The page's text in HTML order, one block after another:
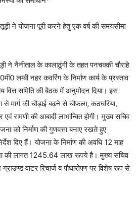
ने योजना पूरी करने हेतु एक वर्ष की समयसीमा
ने नैनीताल के कालाढूंगी के तहत पनचक्की चौराहे
लम्बी नहर कवरिंग के निर्माण कार्य के प्रस्ताव
वित्त समिति की बैठक में अनुमोदन दिया। इस
मार्ग की चौड़ाई बढ़ने से चौफला, कठघरिया,
रामणी की आबादी लाभान्वित होगी। मुख्य सचिव
को निर्माण की गुणवत्ता बनाए रखते हुए
दिए हैं। योजना के निर्माण की अवधि 12 माह
की लागत 1245.64 लाख रूपये है। मुख्य सचिव
वाटर रिचार्ज व पौधारोपण पर विशेष रूप से